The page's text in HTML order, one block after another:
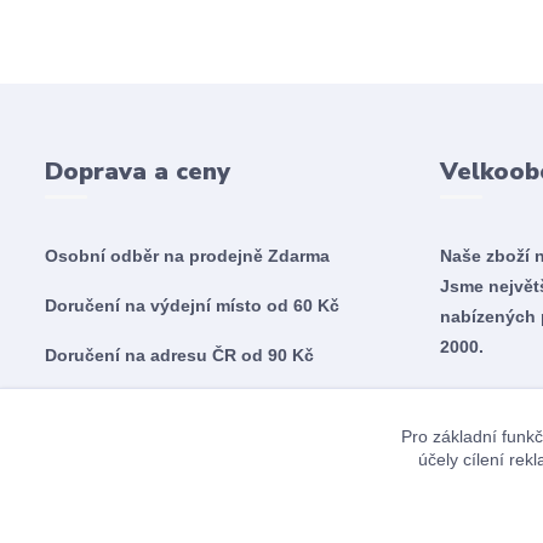
Doprava a ceny
Osobní odběr na prodejně Zdarma
Doručení na výdejní místo od 60 Kč
Doručení na adresu ČR od 90 Kč
Naše zboží
Jsme
nabízených
2000.
Pro základní
účely cílení